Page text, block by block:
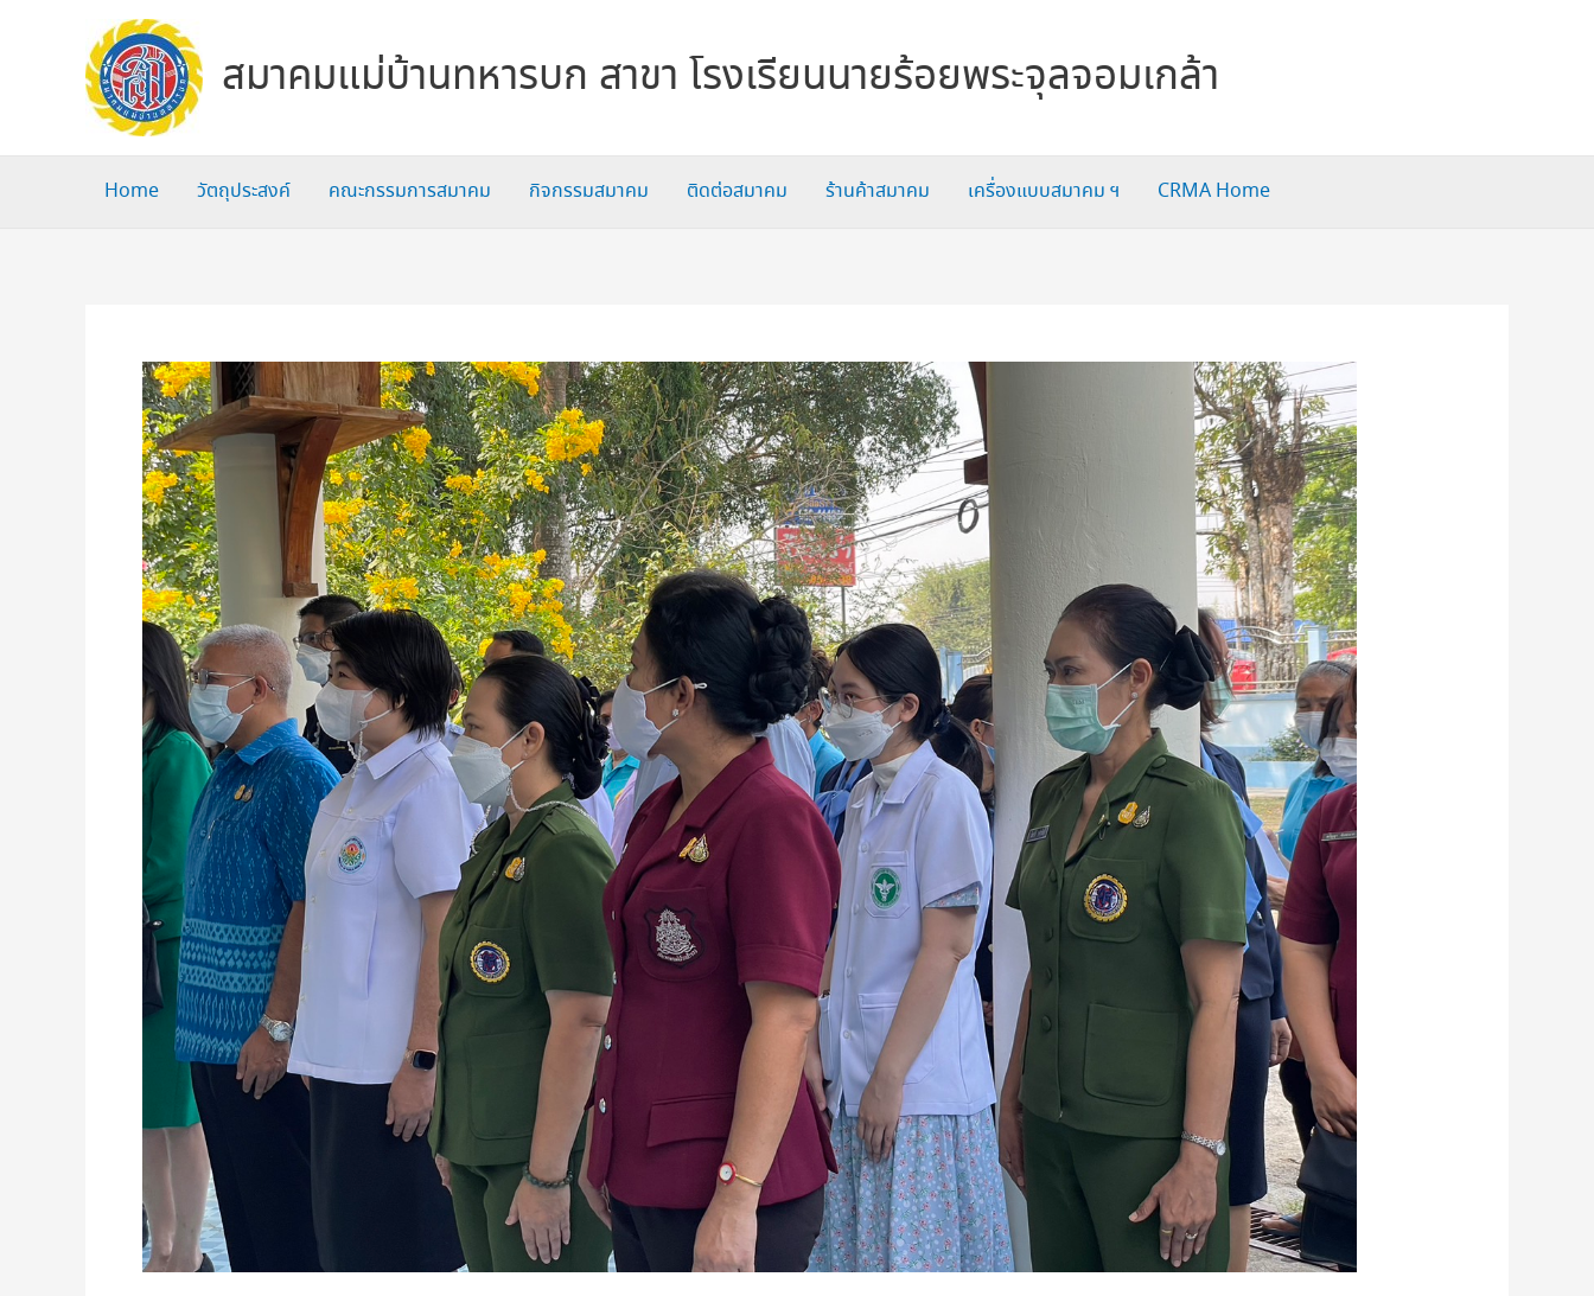
สมาคมแม่บ้านทหารบก สาขา โรงเรียนนายร้อยพระจุลจอมเกล้า
Home วัตถุประสงค์ คณะกรรมการสมาคม กิจกรรมสมาคม ติดต่อสมาคม ร้านค้าสมาคม เครื่องแบบสมาคม ฯ CRMA Home